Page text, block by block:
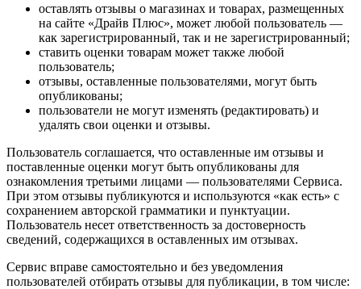
оставлять отзывы о магазинах и товарах, размещенных
на сайте «Драйв Плюс», может любой пользователь —
как зарегистрированный, так и не зарегистрированный;
ставить оценки товарам может также любой
пользователь;
отзывы, оставленные пользователями, могут быть
опубликованы;
пользователи не могут изменять (редактировать) и
удалять свои оценки и отзывы.
Пользователь соглашается, что оставленные им отзывы и
поставленные оценки могут быть опубликованы для
ознакомления третьими лицами — пользователями Сервиса.
При этом отзывы публикуются и используются «как есть» с
сохранением авторской грамматики и пунктуации.
Пользователь несет ответственность за достоверность
сведений, содержащихся в оставленных им отзывах.
Сервис вправе самостоятельно и без уведомления
пользователей отбирать отзывы для публикации, в том числе: